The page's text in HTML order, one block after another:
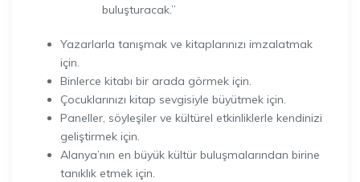
buluşturacak.”
Yazarlarla tanışmak ve kitaplarınızı imzalatmak
için.
Binlerce kitabı bir arada görmek için.
Çocuklarınızı kitap sevgisiyle büyütmek için.
Paneller, söyleşiler ve kültürel etkinliklerle kendinizi
geliştirmek için.
Alanya’nın en büyük kültür buluşmalarından birine
tanıklık etmek için.